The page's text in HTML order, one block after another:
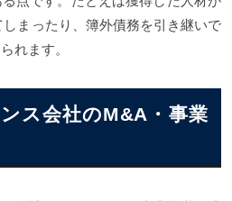
まったり、簿外債務を引き継いで
れます。
ス会社のM&A・事業